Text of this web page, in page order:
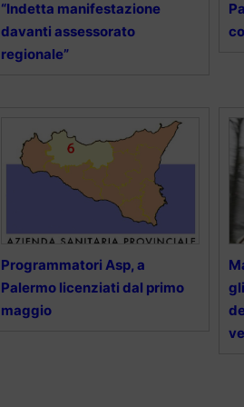
“Indetta manifestazione
davanti assessorato
regionale”
Programmatori Asp, a
Palermo licenziati dal primo
maggio